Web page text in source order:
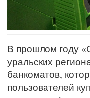
В прошлом году
уральских
банкоматов,
пользователей